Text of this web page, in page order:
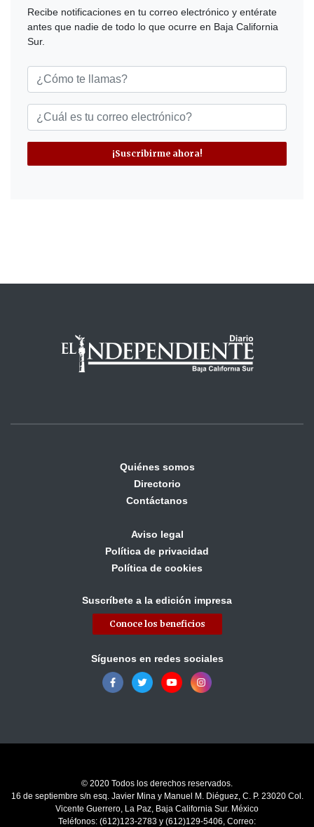
Recibe notificaciones en tu correo electrónico y entérate
antes que nadie de todo lo que ocurre en Baja California
Sur.
¡Suscribirme ahora!
Quiénes somos
Directorio
Contáctanos
Aviso legal
Política de privacidad
Política de cookies
Suscríbete a la edición impresa
Conoce los beneficios
Síguenos en redes sociales
© 2020 Todos los derechos reservados.
16 de septiembre s/n esq. Javier Mina y Manuel M. Diéguez, C. P. 23020 Col.
Vicente Guerrero, La Paz, Baja California Sur. México
Teléfonos: (612)123-2783 y (612)129-5406, Correo: